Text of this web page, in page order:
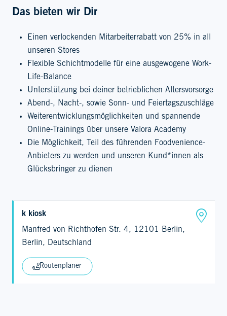
Das bieten wir Dir
Einen verlockenden Mitarbeiterrabatt von 25% in all
unseren Stores
Flexible Schichtmodelle für eine ausgewogene Work-
Life-Balance
Unterstützung bei deiner betrieblichen Altersvorsorge
Abend-, Nacht-, sowie Sonn- und Feiertagszuschläge
Weiterentwicklungsmöglichkeiten und spannende
Online-Trainings über unsere Valora Academy
Die Möglichkeit, Teil des führenden Foodvenience-
Anbieters zu werden und unseren Kund*innen als
Glücksbringer zu dienen
k kiosk
Manfred von Richthofen Str. 4, 12101 Berlin,
Berlin, Deutschland
Routenplaner